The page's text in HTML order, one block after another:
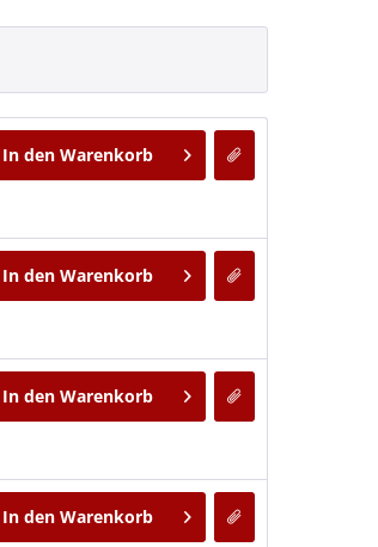
In den Warenkorb
In den Warenkorb
In den Warenkorb
In den Warenkorb